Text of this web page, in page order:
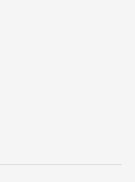
みサークルにいれ